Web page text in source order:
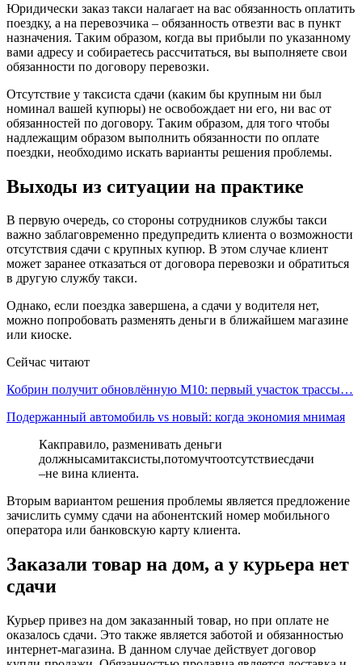
Юридически заказ такси налагает на вас обязанность оплатить
поездку, а на перевозчика – обязанность отвезти вас в пункт
назначения. Таким образом, когда вы прибыли по указанному
вами адресу и собираетесь рассчитаться, вы выполняете свои
обязанности по договору перевозки.
Отсутствие у таксиста сдачи (каким бы крупным ни был
номинал вашей купюры) не освобождает ни его, ни вас от
обязанностей по договору. Таким образом, для того чтобы
надлежащим образом выполнить обязанности по оплате
поездки, необходимо искать варианты решения проблемы.
Выходы из ситуации на практике
В первую очередь, со стороны сотрудников службы такси
важно заблаговременно предупредить клиента о возможности
отсутствия сдачи с крупных купюр. В этом случае клиент
может заранее отказаться от договора перевозки и обратиться
в другую службу такси.
Однако, если поездка завершена, а сдачи у водителя нет,
можно попробовать разменять деньги в ближайшем магазине
или киоске.
Сейчас читают
Кобрин получит обновлённую М10: первый участок трассы…
Подержанный автомобиль vs новый: когда экономия мнимая
Какправило, разменивать деньги
должнысамитаксисты,потомучтоотсутствиесдачи
–не вина клиента.
Вторым вариантом решения проблемы является предложение
зачислить сумму сдачи на абонентский номер мобильного
оператора или банковскую карту клиента.
Заказали товар на дом, а у курьера нет
сдачи
Курьер привез на дом заказанный товар, но при оплате не
оказалось сдачи. Это также является заботой и обязанностью
интернет-магазина. В данном случае действует договор